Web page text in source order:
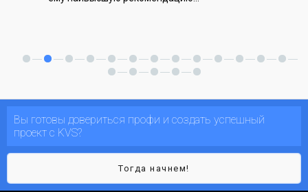
Вы готовы довериться профи и создать успешный
проект с KVS?
Тогда начнем!